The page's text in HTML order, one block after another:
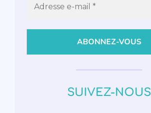
SUIVEZ-NOUS